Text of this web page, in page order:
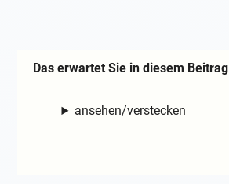
Das erwartet Sie in diesem Beitrag
ansehen/verstecken